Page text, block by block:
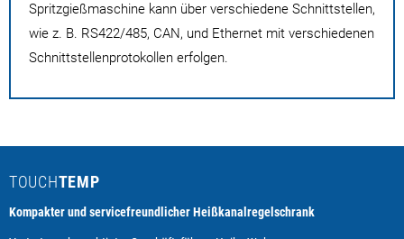
Spritzgießmaschine kann über verschiedene Schnittstellen,
wie z. B. RS422/485, CAN, und Ethernet mit verschiedenen
Schnittstellenprotokollen erfolgen.
TOUCHTEMP
Kompakter und servicefreundlicher Heißkanalregelschrank